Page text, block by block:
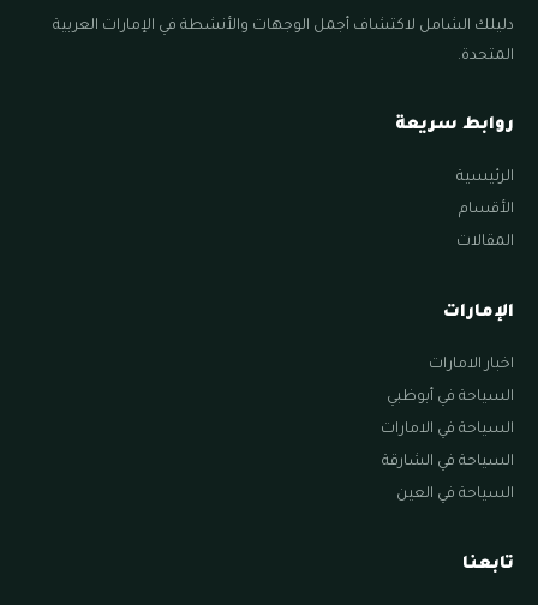
دليلك الشامل لاكتشاف أجمل الوجهات والأنشطة في الإمارات العربية
المتحدة.
روابط سريعة
الرئيسية
الأقسام
المقالات
الإمارات
اخبار الامارات
السياحة في أبوظبي
السياحة في الامارات
السياحة في الشارقة
السياحة في العين
تابعنا